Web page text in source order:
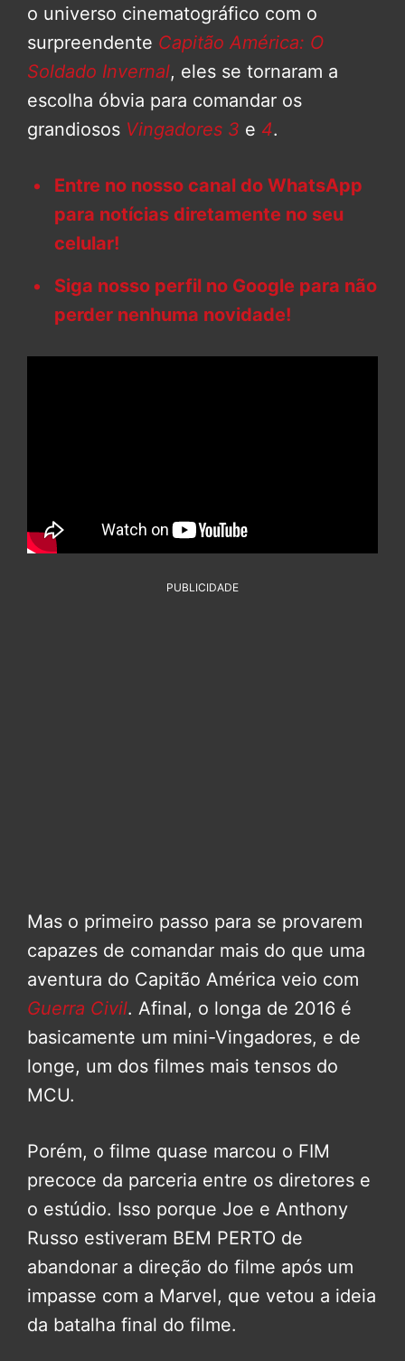
o universo cinematográfico com o
surpreendente Capitão América: O
Soldado Invernal, eles se tornaram a
escolha óbvia para comandar os
grandiosos Vingadores 3 e 4.
Entre no nosso canal do WhatsApp
para notícias diretamente no seu
celular!
Siga nosso perfil no Google para não
perder nenhuma novidade!
PUBLICIDADE
Mas o primeiro passo para se provarem
capazes de comandar mais do que uma
aventura do Capitão América veio com
Guerra Civil. Afinal, o longa de 2016 é
basicamente um mini-Vingadores, e de
longe, um dos filmes mais tensos do
MCU.
Porém, o filme quase marcou o FIM
precoce da parceria entre os diretores e
o estúdio. Isso porque Joe e Anthony
Russo estiveram BEM PERTO de
abandonar a direção do filme após um
impasse com a Marvel, que vetou a ideia
da batalha final do filme.